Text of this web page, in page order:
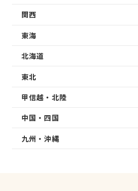
関西
東海
北海道
東北
甲信越・北陸
中国・四国
九州・沖縄